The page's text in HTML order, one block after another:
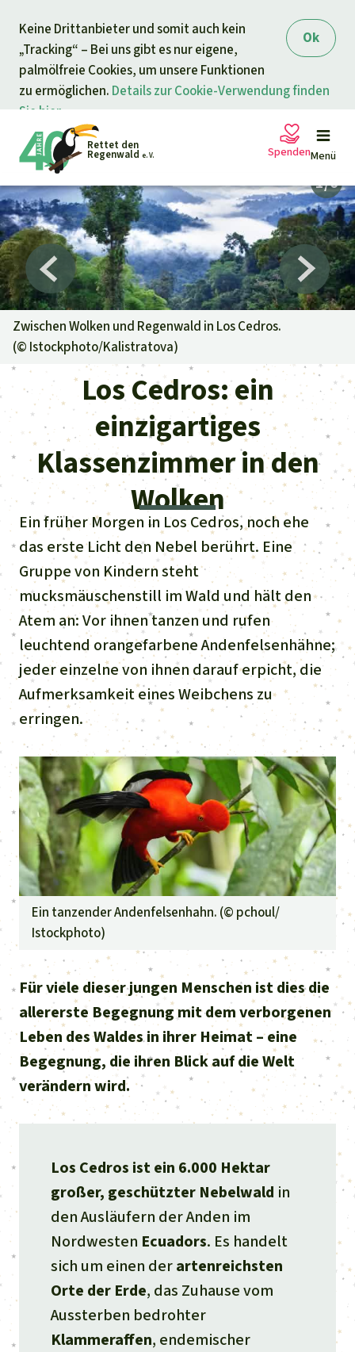
Ok
Keine Drittanbieter und somit auch kein
„Tracking“ – Bei uns gibt es nur eigene,
palmölfreie Cookies, um unsere Funktionen
zu ermöglichen. Details zur Cookie-Verwendung finden
Sie hier.
springen
Rettet den
Regenwald e. V. Menü
Petitionen
Projekte
Informieren
Erfolge
Alle News
Kids
Newsletter­anmeldung
Unsere Themen
Der Regenwald
Klima
Biodiversität
Schutzgebiete
Palmöl
Biokraftstoff
Tropenholz
Aluminium
Gold
Fleisch und Soja
Landraub
Wilderei
Staudämme
Straßen
Zement und Beton
Regenwald Report
Aktuelle Ausgabe
01/2026
04/2025
03/2025
02/2025
01/2025
Ältere Ausgaben
Erfolge
Shop
Überuns
Über uns
Der Verein
40 Jahre Vereins­geschichte
Häufige Fragen
Jahresberichte
Stiftung
Kontakt
Transparenz
Medien
Presse
Presse-Echo
Widget einbinden
Banner einbinden
Freianzeigen
Suche
Deutsch
English
Español
Français
Italiano
Português
Indonesia
Spenden
Ihre Spende hilft
Allgemeine Spende
Dringender Spendenaufruf
Regenwald-Urkunden
Fragen & Antworten
Testament
SpendenkontoRettet den
Regenwald e. V.
DE1143060967 20250541 00
GENODEM1GLS
GLS Bank
IBAN kopieren
Spenden für ein Thema
Tierschutz
Waldschutz
Schutz von Indigenen
Spenden für eine Region
Südostasien
Afrika
Lateinamerika
Zwischen Wolken und Regenwald in Los Cedros.
(© Istockphoto/Kalistratova)
Los Cedros: ein
einzigartiges
Klassenzimmer in den
Wolken
Ein früher Morgen in Los Cedros, noch ehe
das erste Licht den Nebel berührt. Eine
Gruppe von Kindern steht
mucksmäuschenstill im Wald und hält den
Atem an: Vor ihnen tanzen und rufen
leuchtend orangefarbene Andenfelsenhähne;
jeder einzelne von ihnen darauf erpicht, die
Aufmerksamkeit eines Weibchens zu
erringen.
Ein tanzender Andenfelsenhahn. (© pchoul/
Istockphoto)
Für viele dieser jungen Menschen ist dies die
allererste Begegnung mit dem verborgenen
Leben des Waldes in ihrer Heimat – eine
Begegnung, die ihren Blick auf die Welt
verändern wird.
Los Cedros ist ein 6.000 Hektar
großer, geschützter Nebelwald in
den Ausläufern der Anden im
Nordwesten Ecuadors. Es handelt
sich um einen derartenreichsten
Orte der Erde, das Zuhause vom
Aussterben bedrohter
Klammeraffen, endemischer